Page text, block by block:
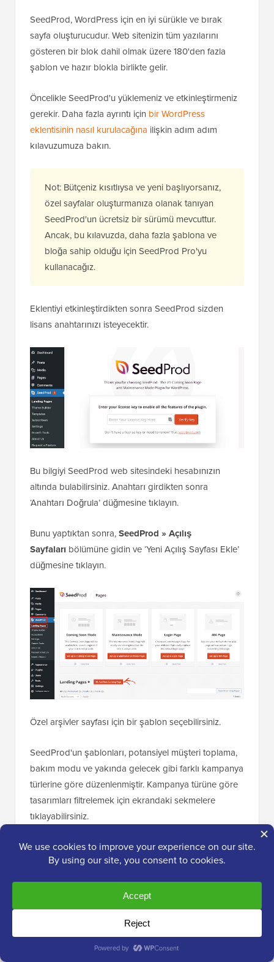
SeedProd, WordPress için en iyi sürükle ve bırak
sayfa oluşturucudur. Web sitenizin tüm yazılarını
gösteren bir blok dahil olmak üzere 180'den fazla
şablon ve hazır blokla birlikte gelir.
Öncelikle SeedProd'u yüklemeniz ve etkinleştirmeniz
gerekir. Daha fazla ayrıntı için bir WordPress
eklentisinin nasıl kurulacağına ilişkin adım adım
kılavuzumuza bakın.
Not: Bütçeniz kısıtlıysa ve yeni başlıyorsanız,
özel sayfalar oluşturmanıza olanak tanıyan
SeedProd'un ücretsiz bir sürümü mevcuttur.
Ancak, bu kılavuzda, daha fazla şablona ve
bloğa sahip olduğu için SeedProd Pro'yu
kullanacağız.
Eklentiyi etkinleştirdikten sonra SeedProd sizden
lisans anahtarınızı isteyecektir.
Bu bilgiyi SeedProd web sitesindeki hesabınızın
altında bulabilirsiniz. Anahtarı girdikten sonra
‘Anahtarı Doğrula’ düğmesine tıklayın.
Bunu yaptıktan sonra,SeedProd » Açılış
Sayfaları bölümüne gidin ve ‘Yeni Açılış Sayfası Ekle’
düğmesine tıklayın.
Özel arşivler sayfası için bir şablon seçebilirsiniz.
SeedProd'un şablonları, potansiyel müşteri toplama,
bakım modu ve yakında gelecek gibi farklı kampanya
türlerine göre düzenlenmiştir. Kampanya türüne göre
tasarımları filtrelemek için ekrandaki sekmelere
tıklayabilirsiniz.